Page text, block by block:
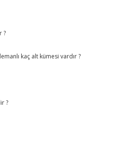
?
kaç alt kümesi vardır ?
?